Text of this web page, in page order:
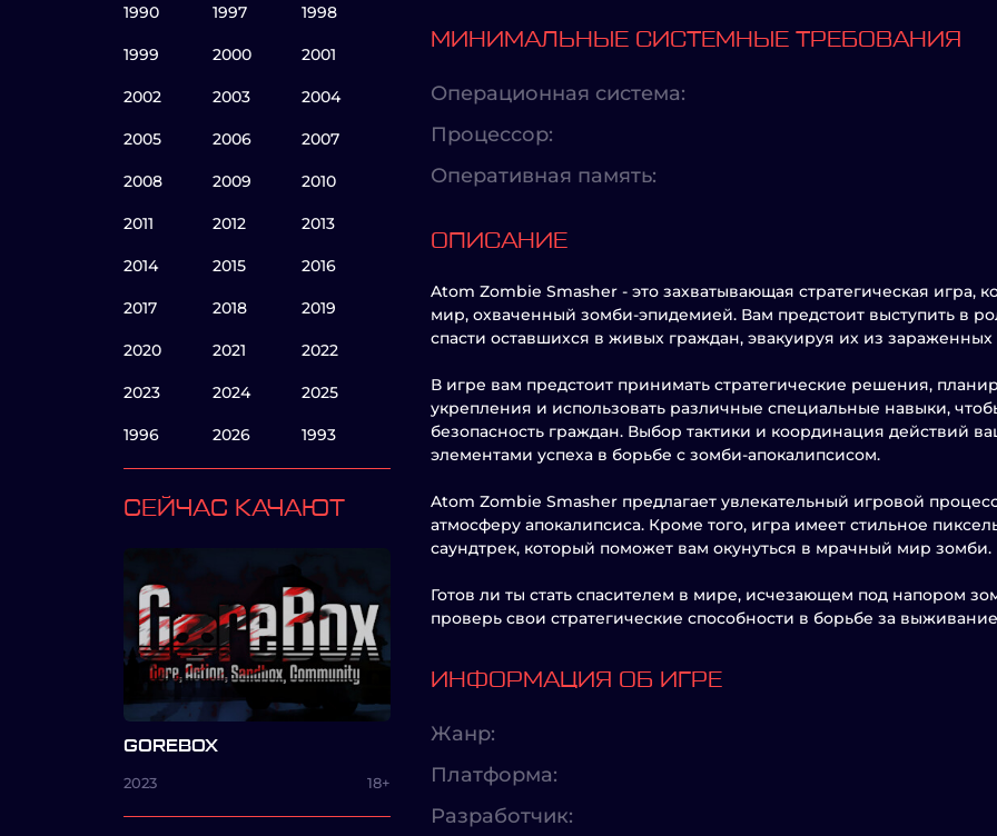
1990 1997 1998
1999 2000 2001
2002 2003 2004
2005 2006 2007
2008 2009 2010
2011 2012 2013
2014 2015 2016
2017 2018 2019
2020 2021 2022
2023 2024 2025
1996 2026 1993
СЕЙЧАС КАЧАЮТ
GOREBOX
2023 18+
МИНИМАЛЬНЫЕ СИСТЕМНЫЕ ТРЕБОВАНИЯ
Операционная система:
Процессор:
Оперативная память:
ОПИСАНИЕ
Atom Zombie Smasher - это захватывающая стратегическая игра,
мир, охваченный зомби-эпидемией. Вам предстоит выступить в
спасти оставшихся в живых граждан, эвакуируя их из
В игре вам предстоит принимать стратегические решения,
укрепления и использовать различные специальные навыки,
безопасность граждан. Выбор тактики и координация действий
элементами успеха в борьбе с зомби-апокалипсисом.
Atom Zombie Smasher предлагает увлекательный игровой
атмосферу апокалипсиса. Кроме того, игра имеет стильное
саундтрек, который поможет вам окунуться в мрачный мир зомби.
Готов ли ты стать спасителем в мире, исчезающем под напором
проверь свои стратегические способности в борьбе за
ИНФОРМАЦИЯ ОБ ИГРЕ
Жанр:
Платформа:
Разработчик: